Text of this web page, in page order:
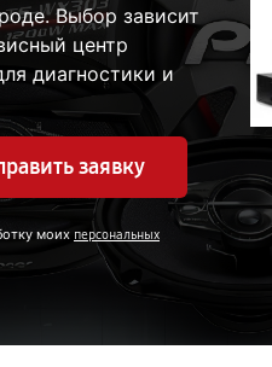
Выбор зависит
центр
диагностики и
заявку
моих персональных